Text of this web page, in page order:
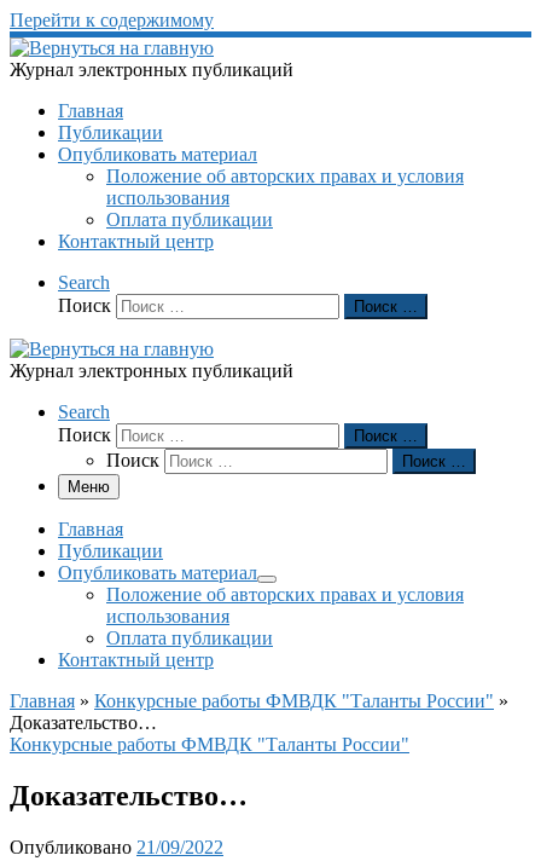
Перейти к содержимому
Журнал электронных публикаций
Главная
Публикации
Опубликовать материал
Положение об авторских правах и условия
использования
Оплата публикации
Контактный центр
Search
Поиск
Поиск …
Журнал электронных публикаций
Search
Поиск
Поиск …
Поиск
Поиск …
Меню
Главная
Публикации
Опубликовать материал
Положение об авторских правах и условия
использования
Оплата публикации
Контактный центр
Главная » Конкурсные работы ФМВДК "Таланты России" »
Доказательство…
Конкурсные работы ФМВДК "Таланты России"
Доказательство…
Опубликовано 21/09/2022